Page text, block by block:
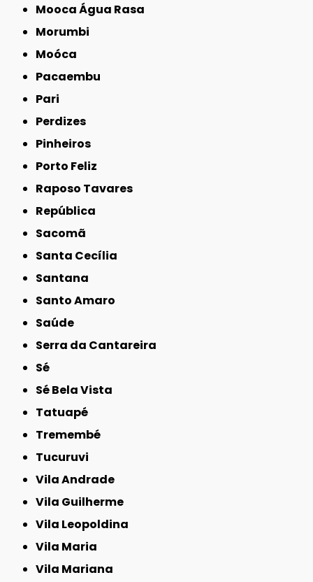
Mooca Água Rasa
Morumbi
Moóca
Pacaembu
Pari
Perdizes
Pinheiros
Porto Feliz
Raposo Tavares
República
Sacomã
Santa Cecília
Santana
Santo Amaro
Saúde
Serra da Cantareira
Sé
Sé Bela Vista
Tatuapé
Tremembé
Tucuruvi
Vila Andrade
Vila Guilherme
Vila Leopoldina
Vila Maria
Vila Mariana